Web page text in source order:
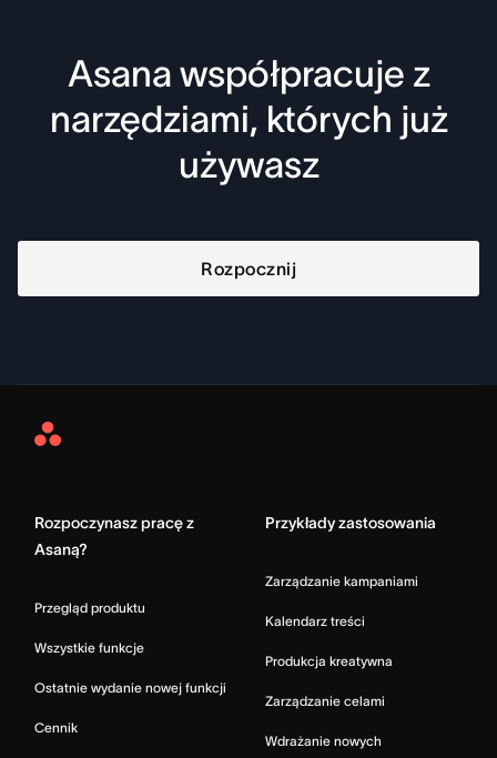
Asana współpracuje z
narzędziami, których już
używasz
Rozpocznij
Asana
Rozpoczynasz pracę z
Asaną?
Przegląd produktu
Wszystkie funkcje
Ostatnie wydanie nowej funkcji
Cennik
Przykłady zastosowania
Zarządzanie kampaniami
Kalendarz treści
Produkcja kreatywna
Zarządzanie celami
Wdrażanie nowych